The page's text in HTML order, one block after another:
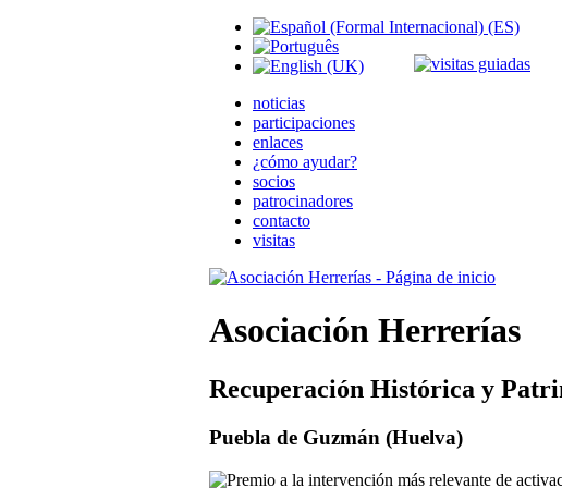
noticias
participaciones
enlaces
¿cómo ayudar?
socios
patrocinadores
contacto
visitas
Asociación Herrerías
Recuperación Histórica y
Puebla de Guzmán (Huelva)